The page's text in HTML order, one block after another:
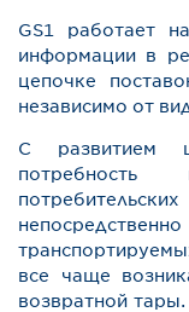
GS1 работает
информации в
цепочке
независимо от
С развитием
все чаще
возвратной